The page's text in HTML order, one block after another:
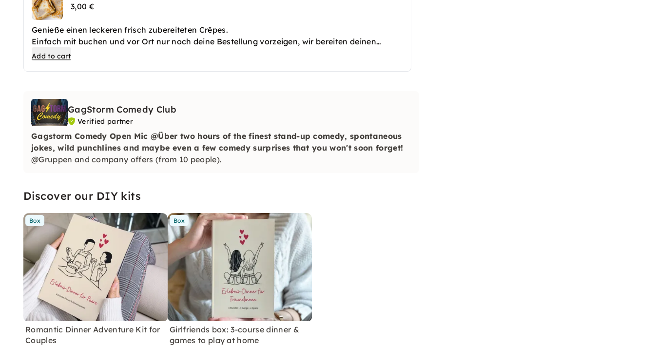
3,00 €
Genieße einen leckeren frisch zubereiteten Crêpes.
Einfach mit buchen und vor Ort nur noch deine Bestellung vorzeigen, wir bereiten deinen
Crêpes dann frisch zu.
Add to cart
GagStorm Comedy Club
Verified partner
Gagstorm Comedy Open Mic @Über two hours of the finest stand-up comedy, spontaneous
jokes, wild punchlines and maybe even a few comedy surprises that you won't soon forget!
@Gruppen and company offers (from 10 people).
Discover our DIY kits
Box
Romantic Dinner Adventure Kit for
Couples
Box
Girlfriends box: 3-course dinner &
games to play at home